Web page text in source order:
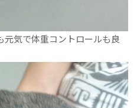
元気で体重コントロールも良